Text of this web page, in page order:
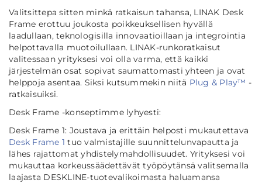
Valitsittepa sitten minkä ratkaisun tahansa, LINAK Desk
Frame erottuu joukosta poikkeuksellisen hyvällä
laadullaan, teknologisilla innovaatioillaan ja integrointia
helpottavalla muotoilullaan. LINAK-runkoratkaisut
valitessaan yrityksesi voi olla varma, että kaikki
järjestelmän osat sopivat saumattomasti yhteen ja ovat
helppoja asentaa. Siksi kutsummekin niitä Plug & Play™ -
ratkaisuiksi.
Desk Frame -konseptimme lyhyesti:
Desk Frame 1: Joustava ja erittäin helposti mukautettava
Desk Frame 1 tuo valmistajille suunnittelunvapautta ja
lähes rajattomat yhdistelymahdollisuudet. Yrityksesi voi
mukauttaa korkeussäädettävät työpöytänsä valitsemalla
laajasta DESKLINE-tuotevalikoimasta haluamansa